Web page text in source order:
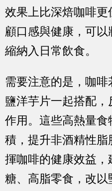
效果上比深焙咖啡
顧口感與健康，可
縮納入日常飲食。
需要注意的是，咖
鹽洋芋片一起搭配
作用。這些高熱量
積，提升非酒精性
揮咖啡的健康效益
糖、高脂零食，改